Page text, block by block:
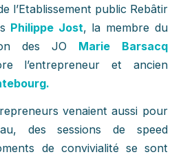
l’Etablissement public Rebâtir
Philippe Jost, la membre du
des JO Marie Barsacq
l’entrepreneur et ancien
venaient aussi pour
des sessions de speed
de convivialité se sont